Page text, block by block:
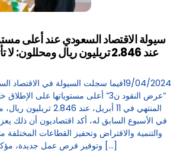
سيولة الاقتصاد السعودي عند أعلى
عند 2.846 تريليون ريال
“عرض النقود ن3” أعلى مستوياتها على
في الأسبوع السابق له، أكد اقتصاديون أن ذلك
والتنمية والاقتراض وتحفيز القطاعات المختلفة
وتوفير فرص عمل جديدة، مؤكدين أنه لا تأثير يذكر […]